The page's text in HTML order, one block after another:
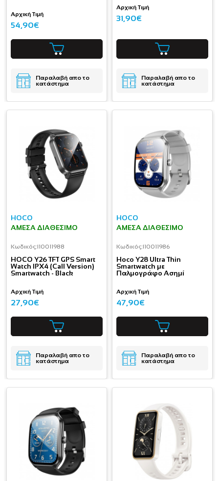
Αρχική Τιμή
54,90€
Παραλαβή απο το
κατάστημα
Αρχική Τιμή
31,90€
Παραλαβή απο το
κατάστημα
HOCO
ΆΜΕΣΑ ΔΙΑΘΈΣΙΜΟ
Κωδικός:I10011988
HOCO Y26 TFT GPS Smart
Watch IPX4 (Call Version)
Smartwatch - Black
Αρχική Τιμή
27,90€
Παραλαβή απο το
κατάστημα
HOCO
ΆΜΕΣΑ ΔΙΑΘΈΣΙΜΟ
Κωδικός:I10011986
Hoco Y28 Ultra Thin
Smartwatch με
Παλμογράφο Ασημί
Αρχική Τιμή
47,90€
Παραλαβή απο το
κατάστημα